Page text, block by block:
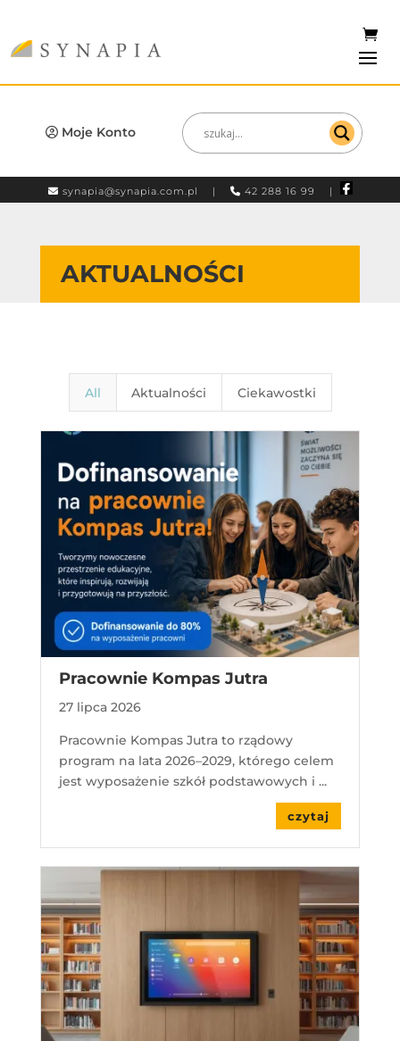
Moje Konto
synapia@synapia.com.pl | 42 288 16 99 |
AKTUALNOŚCI
All Aktualności Ciekawostki
Pracownie Kompas Jutra
27 lipca 2026
Pracownie Kompas Jutra to rządowy
program na lata 2026–2029, którego celem
jest wyposażenie szkół podstawowych i ...
czytaj